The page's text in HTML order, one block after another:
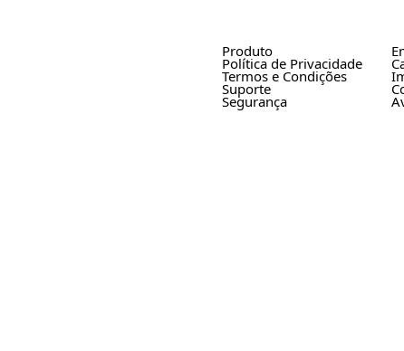
Produto
Política de Privacidade
Termos e Condições
Suporte
Segurança